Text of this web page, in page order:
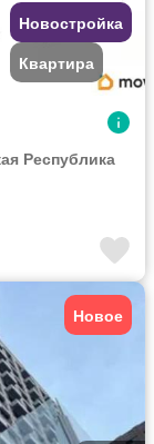
Новостройка
Квартира
Республика
Новое